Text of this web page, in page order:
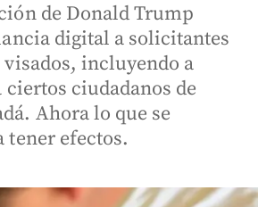
de Donald Trump
digital a solicitantes
incluyendo a
ciudadanos de
Ahora lo que se
efectos.